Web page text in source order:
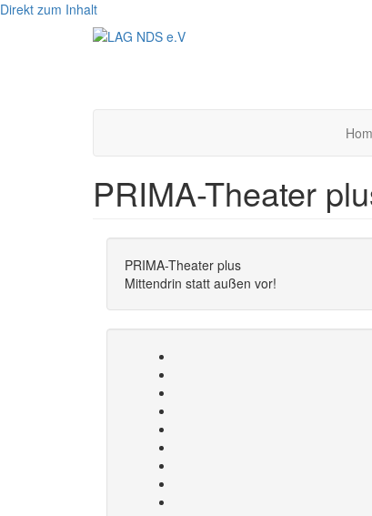
Direkt zum Inhalt
PRIMA-Theater
PRIMA-Theater plus
Mittendrin statt außen vor!